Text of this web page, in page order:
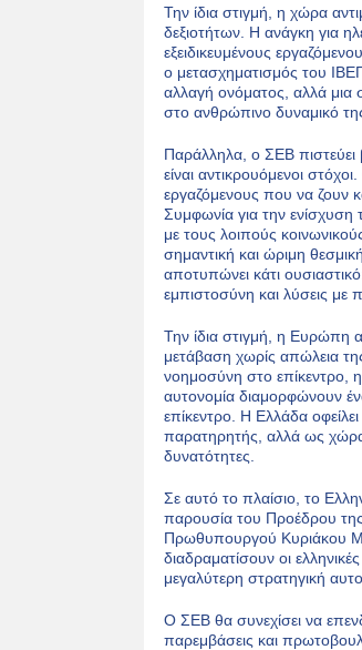
Την ίδια στιγμή, η χώρα
δεξιοτήτων. Η ανάγκη για
εξειδικευμένους
ο μετασχηματισμός του
αλλαγή ονόματος, αλλά μια
στο ανθρώπινο δυναμικό
Παράλληλα, ο ΣΕΒ πιστεύει
είναι αντικρουόμενοι
εργαζόμενους που να ζουν
Συμφωνία για την
με τους λοιπούς
σημαντική και ώριμη
αποτυπώνει κάτι
εμπιστοσύνη και λύσεις με
Την ίδια στιγμή, η Ευρώπη
μετάβαση χωρίς απώλεια
νοημοσύνη στο επίκεντρο, η
αυτονομία διαμορφώνουν
επίκεντρο. Η Ελλάδα
παρατηρητής, αλλά ως χώρα
δυνατότητες.
Σε αυτό το πλαίσιο, το
παρουσία του Προέδρου
Πρωθυπουργού Κυριάκου
διαδραματίσουν οι
μεγαλύτερη στρατηγική
Ο ΣΕΒ θα συνεχίσει να
παρεμβάσεις και